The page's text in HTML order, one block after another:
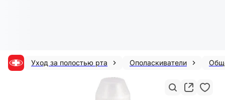
Уход за полостью рта Ополаскиватели